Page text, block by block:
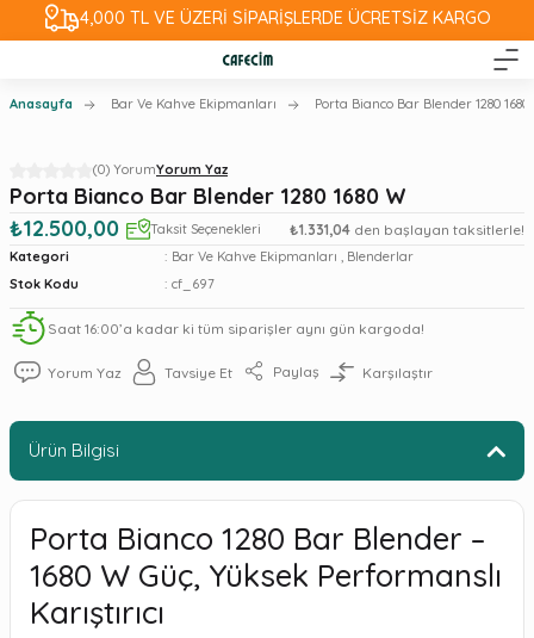
4,000 TL VE ÜZERİ SİPARİŞLERDE ÜCRETSİZ KARGO
Anasayfa Bar Ve Kahve Ekipmanları Porta Bianco Bar Blender 1280 1680
(0) YorumYorum Yaz
Porta Bianco Bar Blender 1280 1680 W
₺12.500,00
Taksit Seçenekleri ₺1.331,04 den başlayan taksitlerle!
Kategori Bar Ve Kahve Ekipmanları , Blenderlar
Stok Kodu
cf_697
Saat 16:00’a kadar ki tüm siparişler aynı gün kargoda!
Yorum Yaz Tavsiye Et Paylaş Karşılaştır
Ürün Bilgisi
Porta Bianco 1280 Bar Blender –
1680 W Güç, Yüksek Performanslı
Karıştırıcı